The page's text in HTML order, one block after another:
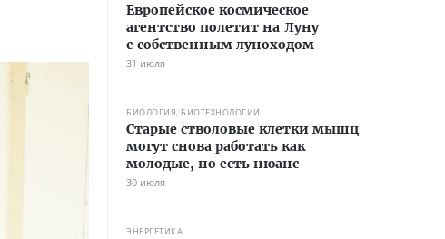
Европейское космическое
агентство полетит на Луну
с собственным луноходом
31 июля
БИОЛОГИЯ, БИОТЕХНОЛОГИИ
Старые стволовые клетки мышц
могут снова работать как
молодые, но есть нюанс
30 июля
ЭНЕРГЕТИКА